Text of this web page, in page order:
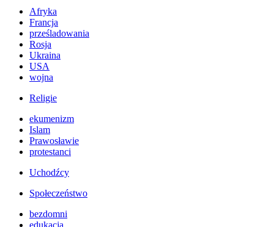
Afryka
Francja
prześladowania
Rosja
Ukraina
USA
wojna
Religie
ekumenizm
Islam
Prawosławie
protestanci
Uchodźcy
Społeczeństwo
bezdomni
edukacja